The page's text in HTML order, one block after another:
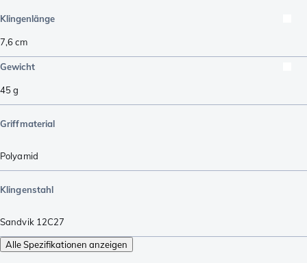
Klingenlänge
7,6cm
Gewicht
45g
Griffmaterial
Polyamid
Klingenstahl
Sandvik 12C27
Alle Spezifikationen anzeigen